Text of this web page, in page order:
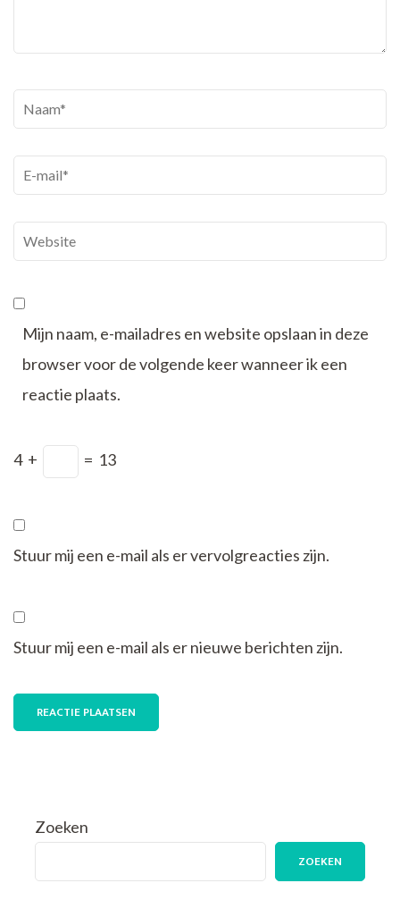
Naam*
E-
mail*
Website
Mijn naam, e-mailadres en website opslaan in deze
browser voor de volgende keer wanneer ik een
reactie plaats.
4 + = 13
Stuur mij een e-mail als er vervolgreacties zijn.
Stuur mij een e-mail als er nieuwe berichten zijn.
Zoeken
ZOEKEN